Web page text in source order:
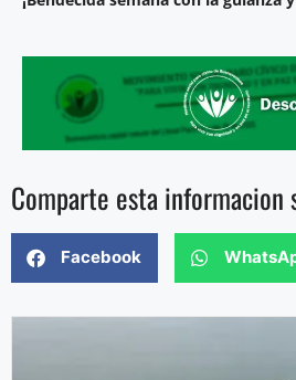
Comparte esta
Facebook